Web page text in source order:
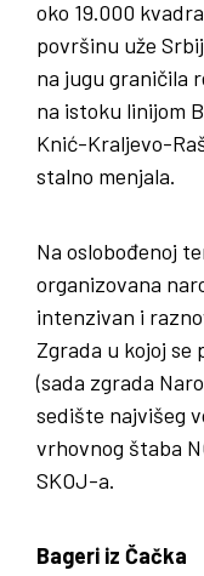
oko 19.000
površinu uže
na jugu graničila
na istoku linijom
Knić-Kraljevo-
stalno menjala.
Na oslobođenoj
organizovana
intenzivan i
Zgrada u kojoj se
(sada zgrada
sedište najvišeg
vrhovnog štaba
SKOJ-a.
Bageri iz Čačka